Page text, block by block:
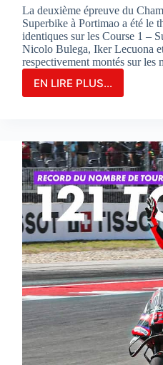
La deuxième épreuve du
Superbike à Portimao a été le
identiques sur les Course 1 –
Nicolo Bulega, Iker Lecuona
respectivement montés sur les
EN LIRE PLUS...
CARTON
BULEGA
QUI
RÉALISE
UN
WEEK-
END
PARFAIT
À
PORTIMAO